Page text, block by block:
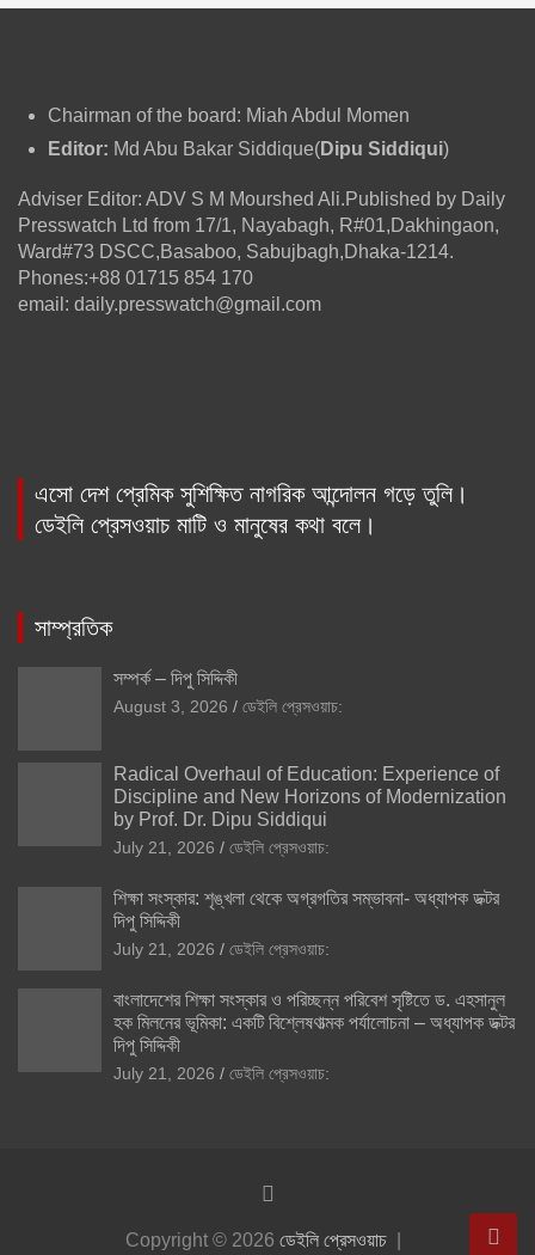
Chairman of the board: Miah Abdul Momen
Editor: Md Abu Bakar Siddique(Dipu Siddiqui)
Adviser Editor: ADV S M Mourshed Ali.Published by Daily
Presswatch Ltd from 17/1, Nayabagh, R#01,Dakhingaon,
Ward#73 DSCC,Basaboo, Sabujbagh,Dhaka-1214.
Phones:+88 01715 854 170
email: daily.presswatch@gmail.com
এসো দেশ প্রেমিক সুশিক্ষিত নাগরিক আন্দোলন গড়ে তুলি।
ডেইলি প্রেসওয়াচ মাটি ও মানুষের কথা বলে।
সাম্প্রতিক
সম্পর্ক – দিপু সিদ্দিকী
August 3, 2026 ডেইলি প্রেসওয়াচ:
Radical Overhaul of Education: Experience of
Discipline and New Horizons of Modernization
by Prof. Dr. Dipu Siddiqui
July 21, 2026 ডেইলি প্রেসওয়াচ:
শিক্ষা সংস্কার: শৃঙ্খলা থেকে অগ্রগতির সম্ভাবনা- অধ্যাপক ডক্টর
দিপু সিদ্দিকী
July 21, 2026 ডেইলি প্রেসওয়াচ:
বাংলাদেশের শিক্ষা সংস্কার ও পরিচ্ছন্ন পরিবেশ সৃষ্টিতে ড. এহসানুল
হক মিলনের ভূমিকা: একটি বিশ্লেষণাত্মক পর্যালোচনা – অধ্যাপক ডক্টর
দিপু সিদ্দিকী
July 21, 2026 ডেইলি প্রেসওয়াচ:
Copyright © 2026 ডেইলি প্রেসওয়াচ